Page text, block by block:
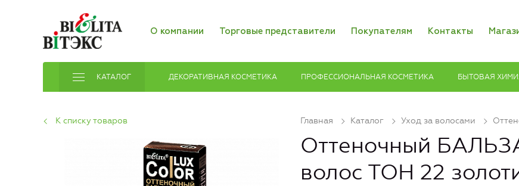
О компании Торговые представители Покупателям Контакты
КАТАЛОГ ДЕКОРАТИВНАЯ КОСМЕТИКА ПРОФЕССИОНАЛЬНАЯ КОСМЕТИКА БЫТОВАЯ
Главная Каталог Уход за волосами
К списку товаров
Оттеночный
волос ТОН 22